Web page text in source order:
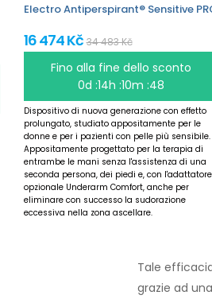
Electro Antiperspirant® Sensitive
16 474 Kč 34 483 Kč
Fino alla fine dello sconto
0d :14h :10m :47
Dispositivo di nuova generazione con effetto
prolungato, studiato appositamente per le
donne e per i pazienti con pelle più sensibile.
Appositamente progettato per la terapia di
entrambe le mani senza l'assistenza di una
seconda persona, dei piedi e, con l'adattatore
opzionale Underarm Comfort, anche per
eliminare con successo la sudorazione
eccessiva nella zona ascellare.
Tale
grazie ad